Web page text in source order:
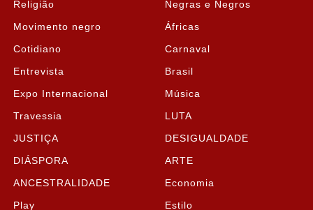
Religião Negras e Negros
Movimento negro Áfricas
Cotidiano Carnaval
Entrevista Brasil
Expo Internacional Música
Travessia LUTA
JUSTIÇA DESIGUALDADE
DIÁSPORA ARTE
ANCESTRALIDADE Economia
Play Estilo